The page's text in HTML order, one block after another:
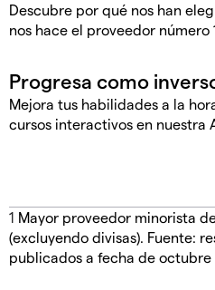
Descubre por qué nos han
nos hace el proveedor número
Mejora tus habilidades a la
cursos interactivos en nuestra
1 Mayor proveedor minorista
(excluyendo divisas). Fuente:
publicados a fecha de octubre